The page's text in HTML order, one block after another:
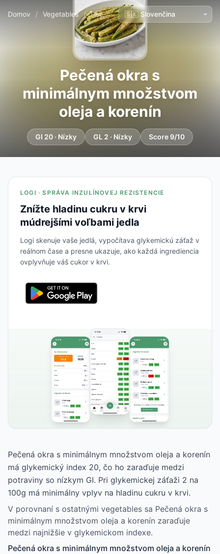
Domov / Vegetables / Pečená okra s minimálnym množstvom oleja a korenín
Pečená okra s
minimálnym množstvom
oleja a korenín
GI 20 · Nízky GL 2 · Nízky Score 9/10
LOGI · SPRÁVA INZULÍNOVEJ REZISTENCIE
Znížte hladinu cukru v krvi
múdrejšími voľbami jedla
Logi skenuje vaše jedlá, vypočítava glykemickú záťaž v
reálnom čase a presne ukazuje, ako každá ingrediencia
ovplyvňuje váš cukor v krvi.
Pečená okra s minimálnym množstvom oleja a korenín
má glykemický index 20, čo ho zaraďuje medzi
potraviny so nízkym GI. Pri glykemickej záťaži 2 na
100g má minimálny vplyv na hladinu cukru v krvi.
V porovnaní s ostatnými vegetables sa Pečená okra s
minimálnym množstvom oleja a korenín zaraďuje
medzi najnižšie v glykemickom indexe.
Pečená okra s minimálnym množstvom oleja a korenín